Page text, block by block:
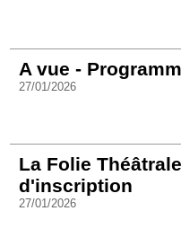
A vue -
27/01/2026
La Folie
d'inscription
27/01/2026